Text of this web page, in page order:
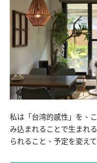
私は「台湾的感性」を、
み込まれることで生まれ
られること、予定を変え